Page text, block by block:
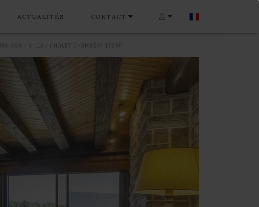
ACTUALITÉS CONTACT
MAISON / VILLA / CHALET CHAMBÉRY 172 M²